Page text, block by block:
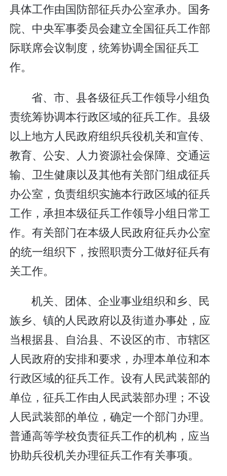
具体工作由国防部征兵办公室承办。国务
院、中央军事委员会建立全国征兵工作部
际联席会议制度，统筹协调全国征兵工
作。
省、市、县各级征兵工作领导小组负
责统筹协调本行政区域的征兵工作。县级
以上地方人民政府组织兵役机关和宣传、
教育、公安、人力资源社会保障、交通运
输、卫生健康以及其他有关部门组成征兵
办公室，负责组织实施本行政区域的征兵
工作，承担本级征兵工作领导小组日常工
作。有关部门在本级人民政府征兵办公室
的统一组织下，按照职责分工做好征兵有
关工作。
机关、团体、企业事业组织和乡、民
族乡、镇的人民政府以及街道办事处，应
当根据县、自治县、不设区的市、市辖区
人民政府的安排和要求，办理本单位和本
行政区域的征兵工作。设有人民武装部的
单位，征兵工作由人民武装部办理；不设
人民武装部的单位，确定一个部门办理。
普通高等学校负责征兵工作的机构，应当
协助兵役机关办理征兵工作有关事项。